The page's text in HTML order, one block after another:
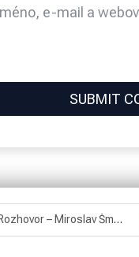
e-mail a
Rozhovor – Miroslav Šmíd – 22.3.2025